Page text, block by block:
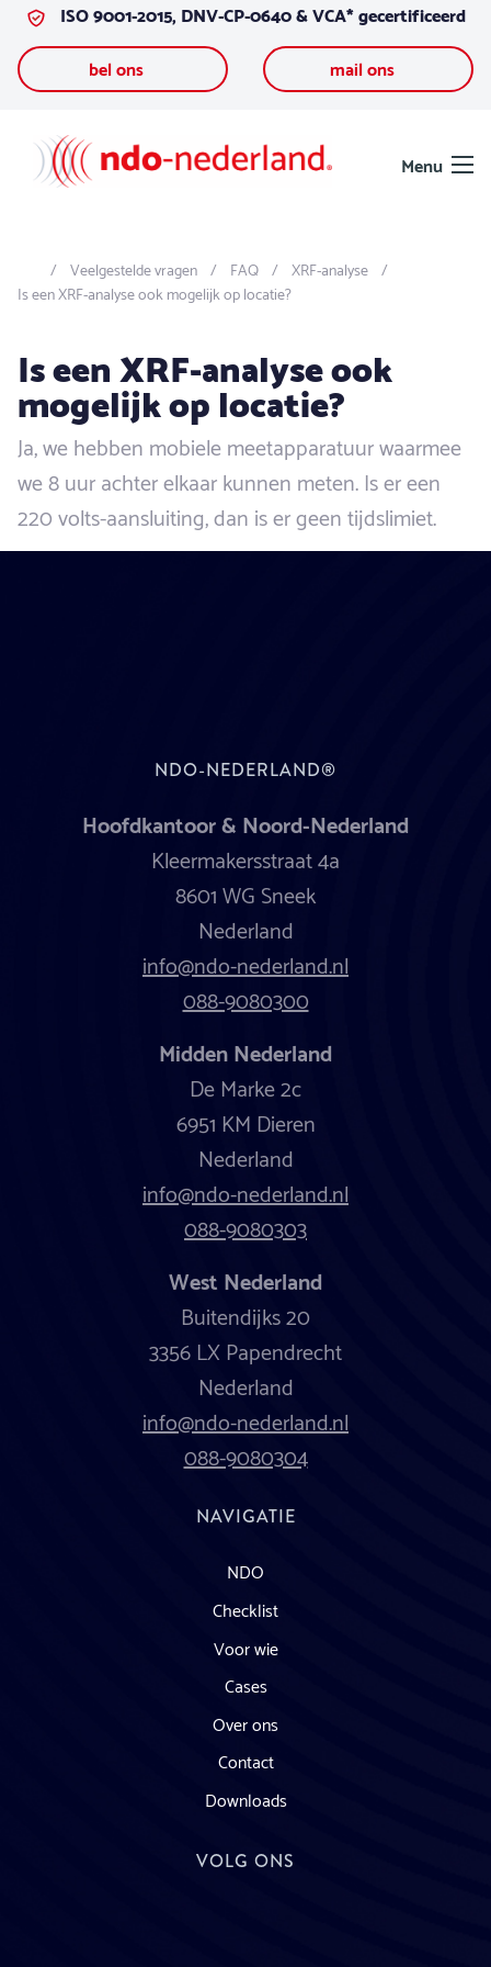
Ga naar de inhoud
ISO 9001-2015, DNV-CP-0640 & VCA* gecertificeerd
bel ons
mail ons
Menu
Veelgestelde vragen FAQ
XRF-analyse
Is een XRF-analyse ook mogelijk op locatie?
Is een XRF-analyse ook
mogelijk op locatie?
Ja, we hebben mobiele meetapparatuur waarmee
we 8 uur achter elkaar kunnen meten. Is er een
220 volts-aansluiting, dan is er geen tijdslimiet.
NDO-NEDERLAND®
Hoofdkantoor & Noord-Nederland
Kleermakersstraat 4a
8601 WG Sneek
Nederland
info@ndo-nederland.nl
088-9080300
Midden Nederland
De Marke 2c
6951 KM Dieren
Nederland
info@ndo-nederland.nl
088-9080303
West Nederland
Buitendijks 20
3356 LX Papendrecht
Nederland
info@ndo-nederland.nl
088-9080304
NAVIGATIE
NDO
Checklist
Voor wie
Cases
Over ons
Contact
Downloads
VOLG ONS